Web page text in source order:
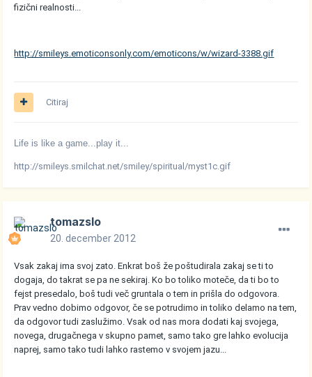
fizični realnosti...
http://smileys.emoticonsonly.com/emoticons/w/wizard-3388.gif
Citiraj
Life is like a game...play it...
http://smileys.smilchat.net/smiley/spiritual/myst1c.gif
tomazslo
20. december 2012
Vsak zakaj ima svoj zato. Enkrat boš že poštudirala zakaj se ti to
dogaja, do takrat se pa ne sekiraj. Ko bo toliko moteče, da ti bo to
fejst presedalo, boš tudi več gruntala o tem in prišla do odgovora.
Prav vedno dobimo odgovor, če se potrudimo in toliko delamo na tem,
da odgovor tudi zaslužimo. Vsak od nas mora dodati kaj svojega,
novega, drugačnega v skupno pamet, samo tako gre lahko evolucija
naprej, samo tako tudi lahko rastemo v svojem jazu...